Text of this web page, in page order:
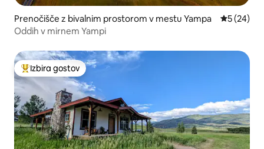
Prenočišče z bivalnim prostorom v mestu Yampa
5 (24)
Oddih v mirnem Yampi
Najbolj priljubljena prenočišča z značko »Izbira gostov«
Izbira gostov